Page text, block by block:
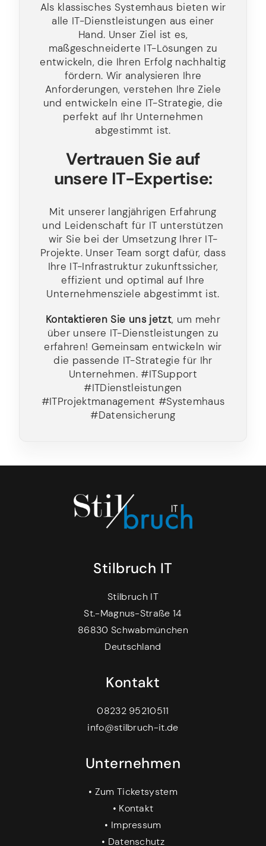
Als klassisches Systemhaus bieten wir
alle IT-Dienstleistungen aus einer
Hand. Unser Ziel ist es,
maßgeschneiderte IT-Lösungen zu
entwickeln, die Ihren Erfolg nachhaltig
fördern. Wir analysieren Ihre
Anforderungen, verstehen Ihre Ziele
und entwickeln eine IT-Strategie, die
perfekt auf Ihr Unternehmen
abgestimmt ist.
Vertrauen Sie auf
unsere IT-Expertise:
Mit unserer langjährigen Erfahrung
und Leidenschaft für IT unterstützen
wir Sie bei der Umsetzung Ihrer IT-
Projekte. Unser Team sorgt dafür, dass
Ihre IT-Infrastruktur zukunftssicher,
effizient und optimal auf Ihre
Unternehmensziele abgestimmt ist.
Kontaktieren Sie uns jetzt, um mehr
über unsere IT-Dienstleistungen zu
erfahren! Gemeinsam entwickeln wir
die passende IT-Strategie für Ihr
Unternehmen. #ITSupport
#ITDienstleistungen
#ITProjektmanagement #Systemhaus
#Datensicherung
Stilbruch IT
Stilbruch IT
St.-Magnus-Straße 14
86830 Schwabmünchen
Deutschland
Kontakt
08232 95210511
info@stilbruch-it.de
Unternehmen
• Zum Ticketsystem
• Kontakt
• Impressum
• Datenschutz